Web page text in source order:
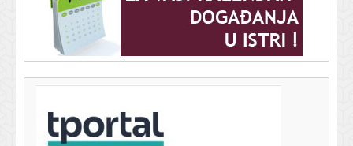
Španjolska uhitila 77 krijumčara ljudi i droge: Akcija
nema veze s Ceutom